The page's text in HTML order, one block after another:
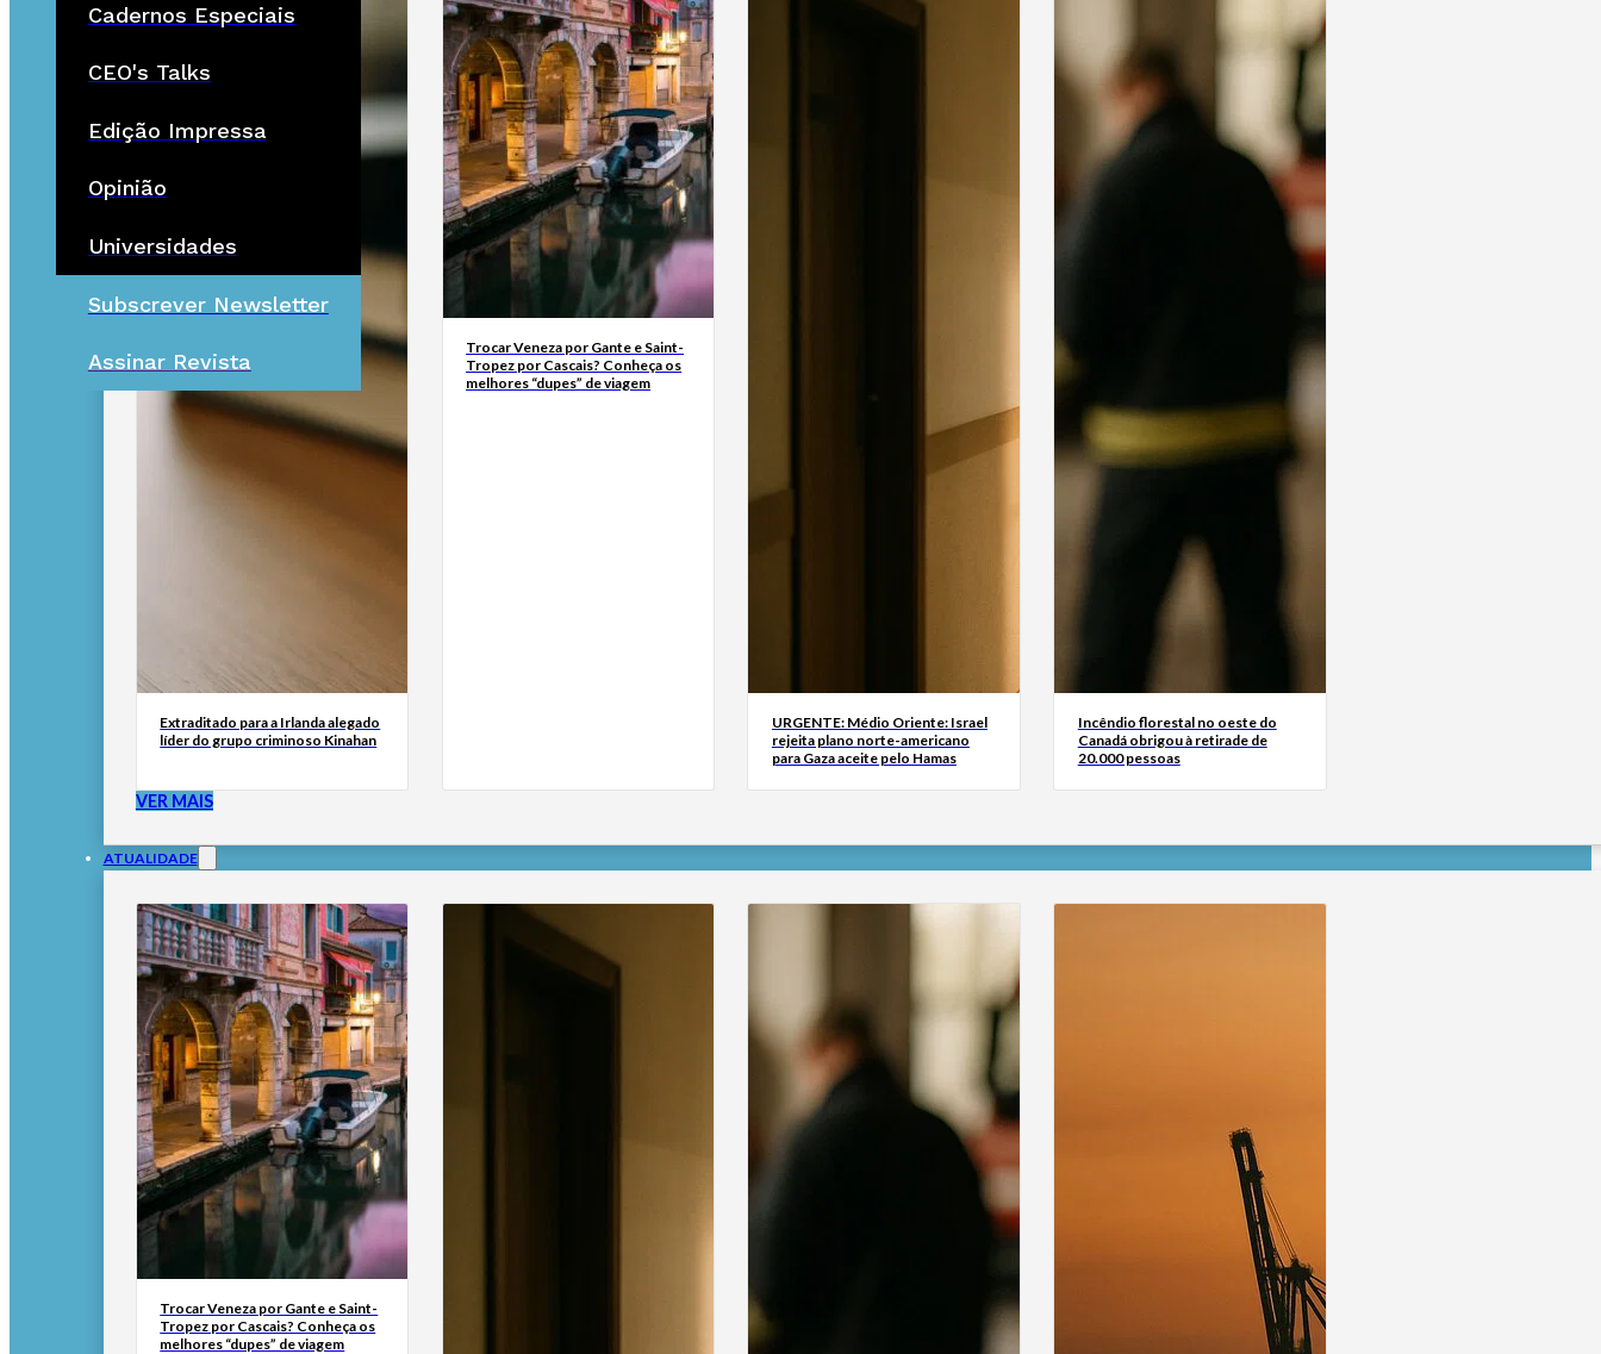
Cadernos Especiais
CEO's Talks
Edição Impressa
Opinião
Universidades
Subscrever Newsletter
Assinar Revista
Extraditado para a Irlanda alegado
líder do grupo criminoso Kinahan
Trocar Veneza por Gante e Saint-
Tropez por Cascais? Conheça os
melhores “dupes” de viagem
URGENTE: Médio Oriente: Israel
rejeita plano norte-americano
para Gaza aceite pelo Hamas
Incêndio florestal no oeste do
Canadá obrigou à retirade de
20.000 pessoas
VER MAIS
ATUALIDADE
Trocar Veneza por Gante e Saint-
Tropez por Cascais? Conheça os
melhores “dupes” de viagem